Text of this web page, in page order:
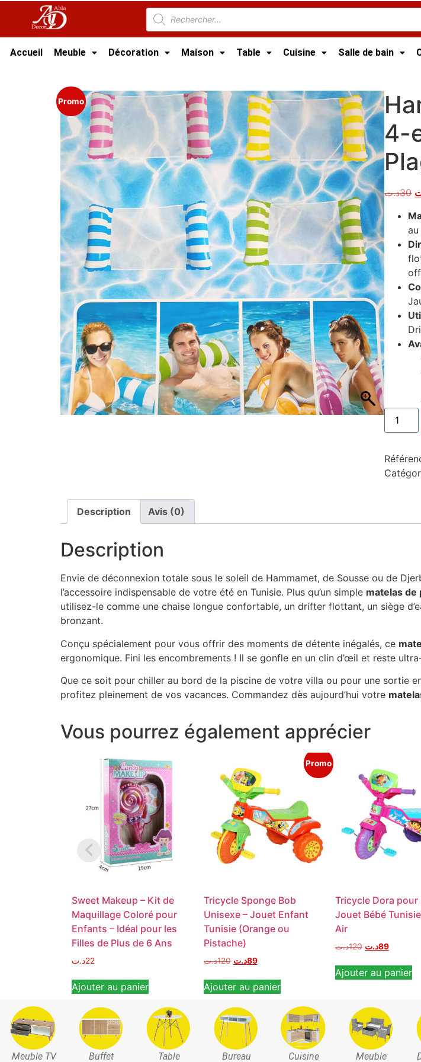
Accueil Meuble Décoration Maison Table Cuisine Salle de bain
Promo
4-
30د.ت
Description Avis (0)
Description
Envie de déconnexion totale sous le soleil de Hammamet, de Sousse ou de
l’accessoire indispensable de votre été en Tunisie. Plus qu’un simple matelas de
utilisez-le comme une chaise longue confortable, un drifter flottant, un siège
bronzant.
Conçu spécialement pour vous offrir des moments de détente inégalés, ce
ergonomique. Fini les encombrements ! Il se gonfle en un clin d’œil et reste
Que ce soit pour chiller au bord de la piscine de votre villa ou pour une sortie
profitez pleinement de vos vacances. Commandez dès aujourd’hui votre
Vous pourrez également apprécier
Sweet Makeup – Kit de
Maquillage Coloré pour
Enfants – Idéal pour les
Filles de Plus de 6 Ans
22د.ت
Ajouter au panier
Promo
Tricycle Sponge Bob
Unisexe – Jouet Enfant
Tunisie (Orange ou
Pistache)
120د.ت 89د.ت
Ajouter au panier
Tricycle Dora pour
Jouet Bébé
Air
120د.ت 89د.ت
Ajouter au panier
Meuble TV Buffet Table Bureau Cuisine Meuble